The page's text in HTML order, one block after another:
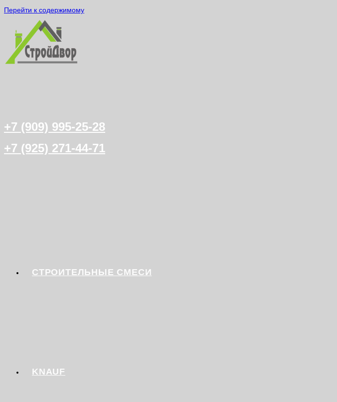
Перейти к содержимому
+7 (909) 995-25-28
+7 (925) 271-44-71
СТРОИТЕЛЬНЫЕ СМЕСИ
KNAUF